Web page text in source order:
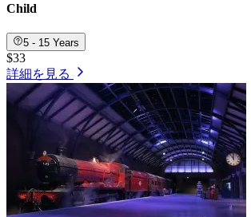
Child
5 - 15 Years
$33
詳細を見る